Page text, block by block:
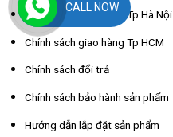
Chính sách giao hàng Tp Hà Nội
Chính sách giao hàng Tp HCM
Chính sách đổi trả
Chính sách bảo hành sản phẩm
Hướng dẫn lắp đặt sản phẩm
CALL NOW